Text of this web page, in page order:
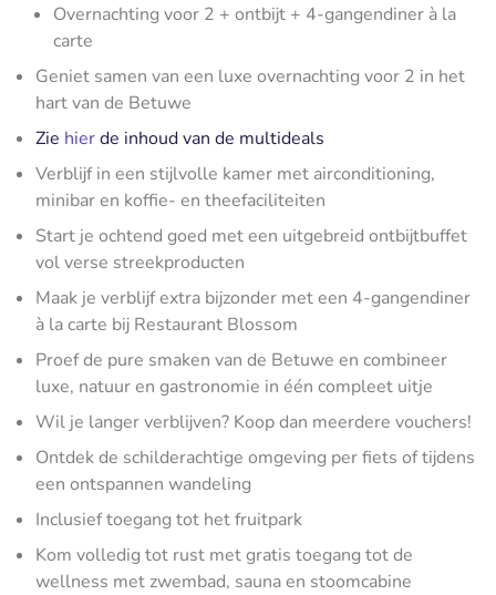
Overnachting voor 2 + ontbijt + 4-gangendiner à la
carte
Geniet samen van een luxe overnachting voor 2 in het
hart van de Betuwe
Zie hierde inhoud van de multideals
Verblijf in een stijlvolle kamer met airconditioning,
minibar en koffie- en theefaciliteiten
Start je ochtend goed met een uitgebreid ontbijtbuffet
vol verse streekproducten
Maak je verblijf extra bijzonder met een 4-gangendiner
à la carte bij Restaurant Blossom
Proef de pure smaken van de Betuwe en combineer
luxe, natuur en gastronomie in één compleet uitje
Wil je langer verblijven? Koop dan meerdere vouchers!
Ontdek de schilderachtige omgeving per fiets of tijdens
een ontspannen wandeling
Inclusief toegang tot het fruitpark
Kom volledig tot rust met gratis toegang tot de
wellness met zwembad, sauna en stoomcabine